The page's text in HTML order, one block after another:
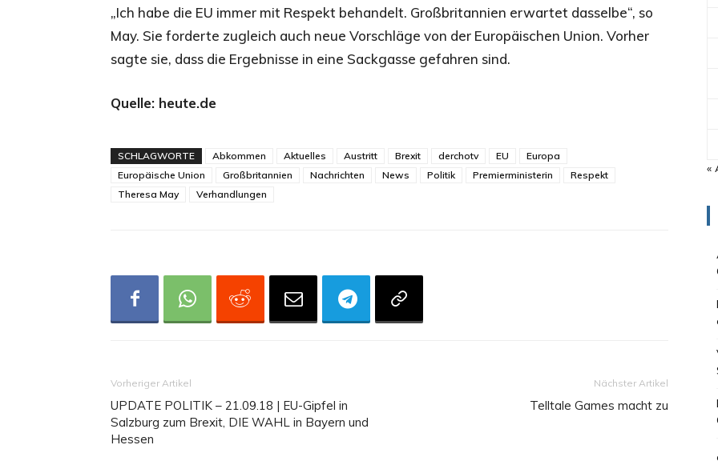
„Ich habe die EU immer mit Respekt behandelt. Großbritannien erwartet dasselbe“, so
May. Sie forderte zugleich auch neue Vorschläge von der Europäischen Union. Vorher
sagte sie, dass die Ergebnisse in eine Sackgasse gefahren sind.
Quelle: heute.de
SCHLAGWORTE Abkommen Aktuelles Austritt Brexit derchotv EU
Europa
Europäische Union
Großbritannien Nachrichten News Politik Premierministerin
Respekt
Theresa May
Verhandlungen
Vorheriger Artikel
UPDATE POLITIK – 21.09.18 | EU-Gipfel in
Salzburg zum Brexit, DIE WAHL in Bayern und
Hessen
Nächster Artikel
Telltale Games macht zu
«